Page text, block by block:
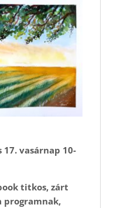
vasárnap 10-
titkos, zárt
programnak,